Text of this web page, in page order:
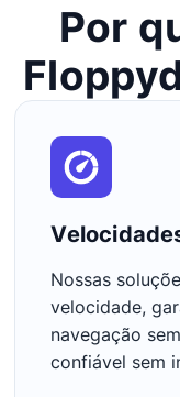
Por
Nossas
velocidade,
navegação
confiável sem